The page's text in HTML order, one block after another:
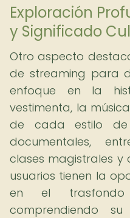
Exploración
y Significado
Otro aspecto
de streaming para
enfoque en la
vestimenta, la
de cada estilo
documentales,
clases magistrales y
usuarios tienen la
en el
comprendiendo